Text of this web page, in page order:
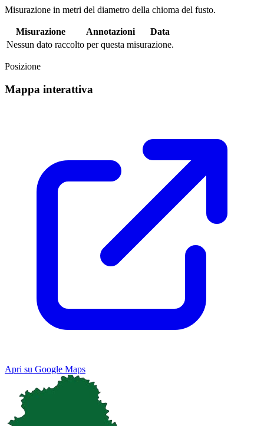
Misurazione in metri del diametro della chioma del fusto.
Misurazione Annotazioni
Data
Nessun dato raccolto per questa misurazione.
Posizione
Mappa interattiva
Apri su Google Maps
Map Satellite
Keyboard shortcuts